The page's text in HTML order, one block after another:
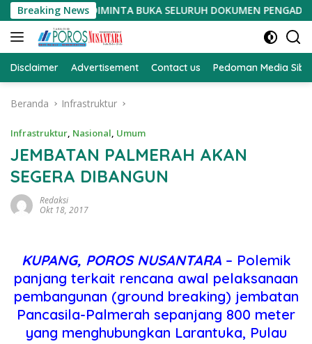
Langsung
ke
konten
Breaking News
DIMINTA BUKA SELURUH DOKUMEN PENGADAAN TANAH PSN
Disclaimer Advertisement Contact us Pedoman Media
Beranda Infrastruktur
Infrastruktur, Nasional, Umum
JEMBATAN PALMERAH AKAN
SEGERA DIBANGUN
Redaksi
Okt 18, 2017
KUPANG, POROS NUSANTARA– Polemik
panjang terkait rencana awal pelaksanaan
pembangunan (ground breaking) jembatan
Pancasila-Palmerah sepanjang 800 meter
yang menghubungkan Larantuka, Pulau